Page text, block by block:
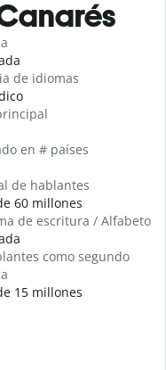
de idiomas
en # países
de hablantes
60 millones
de escritura / Alfabeto
como segundo
15 millones